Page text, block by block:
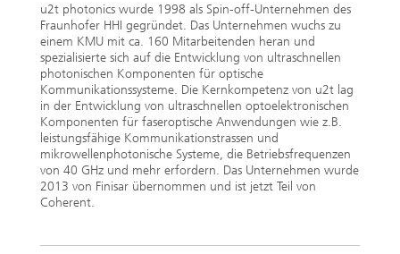
u2t photonics wurde 1998 als Spin-off-Unternehmen des
Fraunhofer HHI gegründet. Das Unternehmen wuchs zu
einem KMU mit ca. 160 Mitarbeitenden heran und
spezialisierte sich auf die Entwicklung von ultraschnellen
photonischen Komponenten für optische
Kommunikationssysteme. Die Kernkompetenz von u2t lag
in der Entwicklung von ultraschnellen optoelektronischen
Komponenten für faseroptische Anwendungen wie z.B.
leistungsfähige Kommunikationstrassen und
mikrowellenphotonische Systeme, die Betriebsfrequenzen
von 40 GHz und mehr erfordern. Das Unternehmen wurde
2013 von Finisar übernommen und ist jetzt Teil von
Coherent.